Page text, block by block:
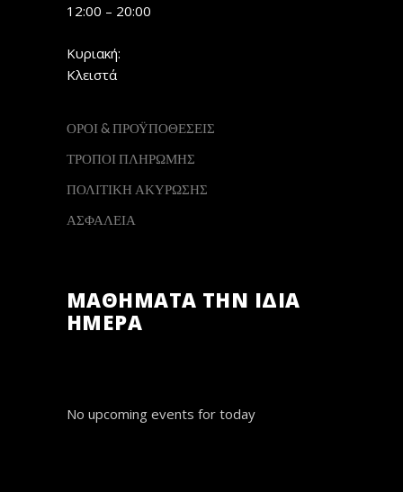
12:00 – 20:00
Κυριακή:
Κλειστά
ΟΡΟΙ & ΠΡΟΫΠΟΘΕΣΕΙΣ
ΤΡΟΠΟΙ ΠΛΗΡΩΜΗΣ
ΠΟΛΙΤΙΚΗ ΑΚΥΡΩΣΗΣ
ΑΣΦΑΛΕΙΑ
ΜΑΘΗΜΑΤΑ ΤΗΝ ΙΔΙΑ
ΗΜΕΡΑ
No upcoming events for today